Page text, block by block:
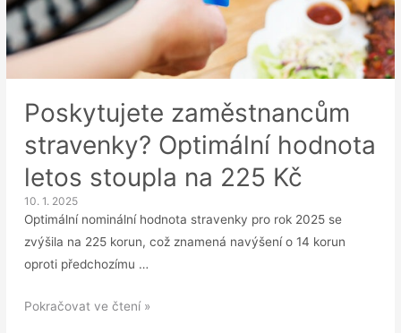
Poskytujete zaměstnancům
stravenky? Optimální hodnota
letos stoupla na 225 Kč
10. 1. 2025
Optimální nominální hodnota stravenky pro rok 2025 se
zvýšila na 225 korun, což znamená navýšení o 14 korun
oproti předchozímu …
Poskytujete
Pokračovat ve čtení »